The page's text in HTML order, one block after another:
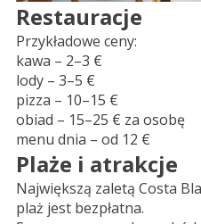
Restauracje
Przykładowe ceny:
kawa – 2–3 €
lody – 3–5 €
pizza – 10–15 €
obiad – 15–25 € za osobę
menu dnia – od 12 €
Plaże i atrakcje
Największą zaletą Costa
plaż jest bezpłatna.